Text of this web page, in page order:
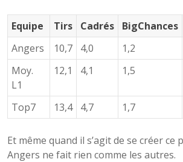
Equipe Tirs Cadrés BigChances
Angers
10,7 4,0 1,2
Moy.
L1
12,1 4,1 1,5
Top7 13,4 4,7 1,7
Et même quand il s’agit de se créer ce
Angers ne fait rien comme les autres.